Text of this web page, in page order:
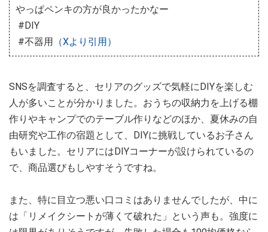
やっぱペンキの方が良かったかなー
#DIY
#不器用 （Xより引用）
SNSを調査すると、セリアのグッズで気軽にDIYを楽しむ
人が多いことが分かりました。おうちの収納力を上げる棚
作りやキャンプでのテーブル作りなどのほか、夏休みの自
由研究や工作の宿題として、DIYに挑戦しているお子さん
もいました。セリアにはDIYコーナーが設けられているの
で、商品選びもしやすそうですね。
また、特に目立つ悪い口コミはありませんでしたが、中に
は「リメイクシートが薄くて破れた」という声も。強度に